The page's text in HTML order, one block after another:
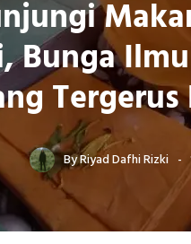
Bunga
ByRiyad Dafhi Rizki